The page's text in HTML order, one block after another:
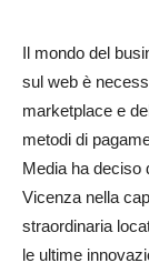
Il mondo del
sul web è
marketplace e
metodi di
Media ha deciso
Vicenza nella
straordinaria
le ultime